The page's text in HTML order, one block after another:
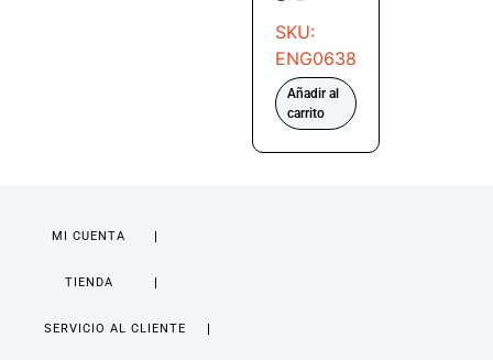
SKU:
ENG0638
Añadir al
carrito
MI CUENTA
TIENDA
SERVICIO AL CLIENTE